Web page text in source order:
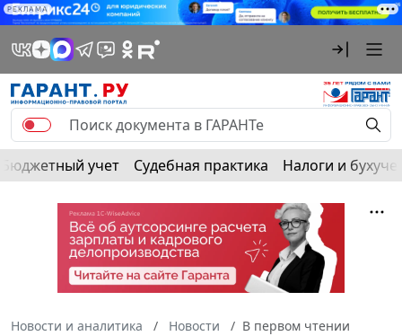
РЕКЛАМА
Бюджетный учет Судебная практика Налоги и
Новости и аналитика Новости
В первом чтении